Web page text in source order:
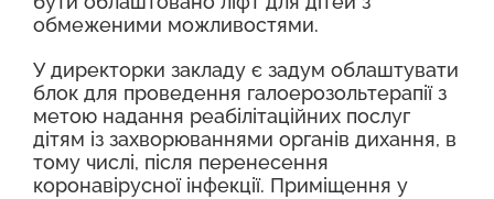
обмеженими можливостями.
У директорки закладу є задум облаштувати
блок для проведення галоерозольтерапії з
метою надання реабілітаційних послуг
дітям із захворюваннями органів дихання, в
тому числі, після перенесення
коронавірусної інфекції. Приміщення у